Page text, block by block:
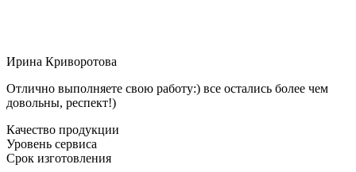
Ирина Криворотова
Отлично выполняете свою работу:) все остались более чем
довольны, респект!)
Качество продукции
Уровень сервиса
Срок изготовления